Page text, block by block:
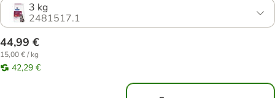
3 kg
2481517.1
44,99 €
15,00 € / kg
42,29 €